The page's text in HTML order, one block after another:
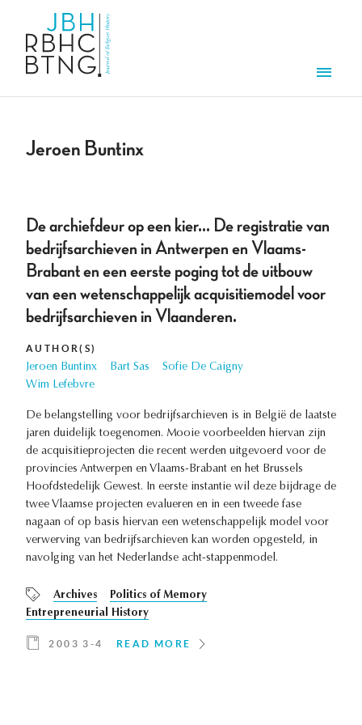
Jeroen Buntinx
De archiefdeur op een kier... De registratie van
bedrijfsarchieven in Antwerpen en Vlaams-
Brabant en een eerste poging tot de uitbouw
van een wetenschappelijk acquisitiemodel voor
bedrijfsarchieven in Vlaanderen.
AUTHOR(S)
Jeroen Buntinx Bart Sas
Sofie De Caigny
Wim Lefebvre
De belangstelling voor bedrijfsarchieven is in België de laatste
jaren duidelijk toegenomen. Mooie voorbeelden hiervan zijn
de acquisitieprojecten die recent werden uitgevoerd voor de
provincies Antwerpen en Vlaams-Brabant en het Brussels
Hoofdstedelijk Gewest. In eerste instantie wil deze bijdrage de
twee Vlaamse projecten evalueren en in een tweede fase
nagaan of op basis hiervan een wetenschappelijk model voor
verwerving van bedrijfsarchieven kan worden opgesteld, in
navolging van het Nederlandse acht-stappenmodel.
Archives
Politics of Memory
Entrepreneurial History
2003 3-4 READ MORE